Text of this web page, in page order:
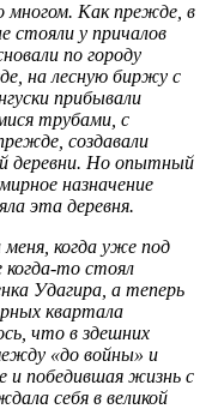
многом. Как прежде, в
стояли у причалов
по городу
на лесную биржу с
прибывали
тру­бами, с
создавали
деревни. Но опытный
назначение
эта деревня.
меня, когда уже под
когда-то стоял
Удагира, а теперь
квартала
что в здешних
«до войны» и
и победившая жизнь с
себя в великой